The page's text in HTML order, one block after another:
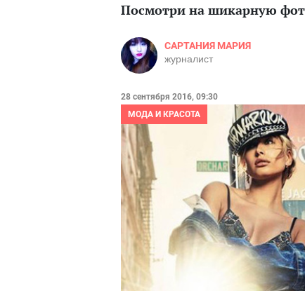
Посмотри на шикарную
САРТАНИЯ МАРИЯ
журналист
28 сентября 2016, 09:30
МОДА И КРАСОТА